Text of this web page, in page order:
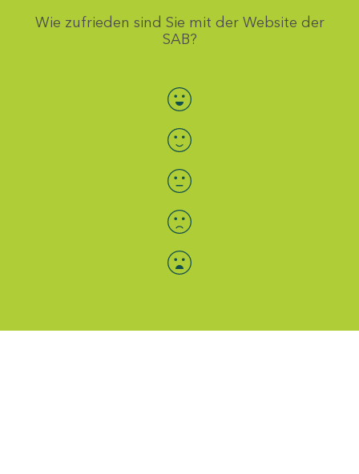
Wie zufrieden sind Sie mit der Website der
SAB?
Bewertung auswählen